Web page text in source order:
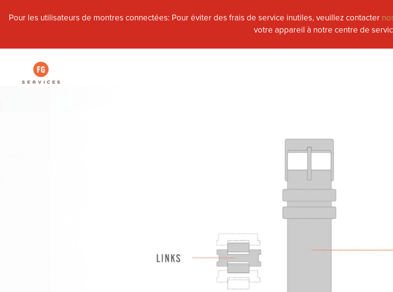
Pour les utilisateurs de montres connectées: Pour éviter des frais de service inutiles, veuillez contacter
votre appareil à notre centre de